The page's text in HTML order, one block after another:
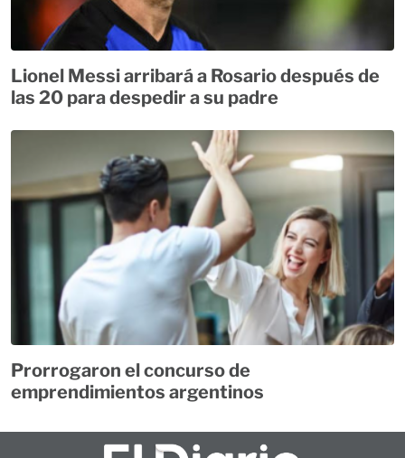
Lionel Messi arribará a Rosario después de
las 20 para despedir a su padre
Prorrogaron el concurso de
emprendimientos argentinos